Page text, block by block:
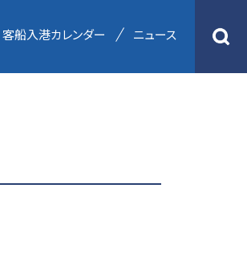
客船入港カレンダー ニュース